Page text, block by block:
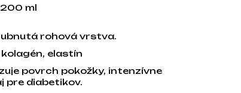
ml
rohová vrstva.
elastín
povrch pokožky, intenzívne
pre diabetikov.